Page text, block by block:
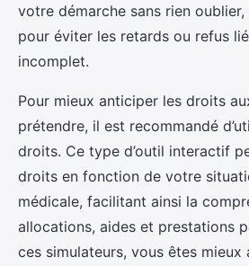
votre démarche sans rien
pour éviter les retards ou refus
incomplet.
Pour mieux anticiper les droits
prétendre, il est recommandé
droits. Ce type d’outil interactif
droits en fonction de votre
médicale, facilitant ainsi la
allocations, aides et prestations
ces simulateurs, vous êtes